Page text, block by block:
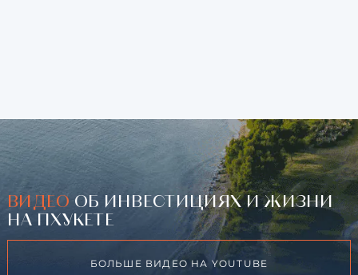
ВИДЕО ОБ ИНВЕСТИЦИЯХ И ЖИЗНИ
НА ПХУКЕТЕ
БОЛЬШЕ ВИДЕО НА YOUTUBE